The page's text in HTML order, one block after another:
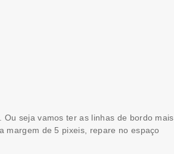
seja vamos ter as linhas de bordo mais
margem de 5 pixeis, repare no espaço